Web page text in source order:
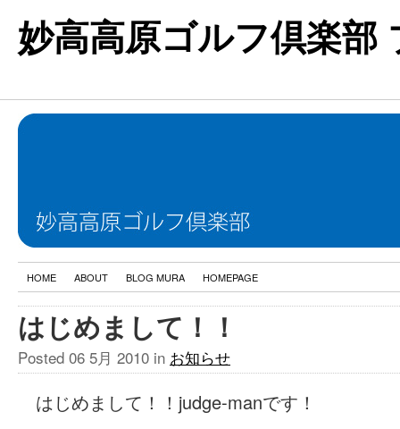
妙高高原ゴルフ倶楽部
HOME ABOUT BLOG MURA HOMEPAGE
はじめまして！！
Posted 06 5月 2010 in お知らせ
はじめまして！！judge-manです！